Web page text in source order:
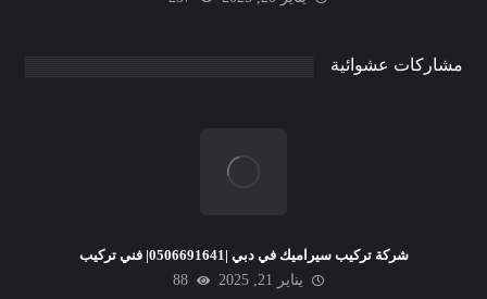
مشاركات عشوائية
شركة تركيب سيراميك في دبي |0506691641| فني تركيب
يناير 21, 2025
88